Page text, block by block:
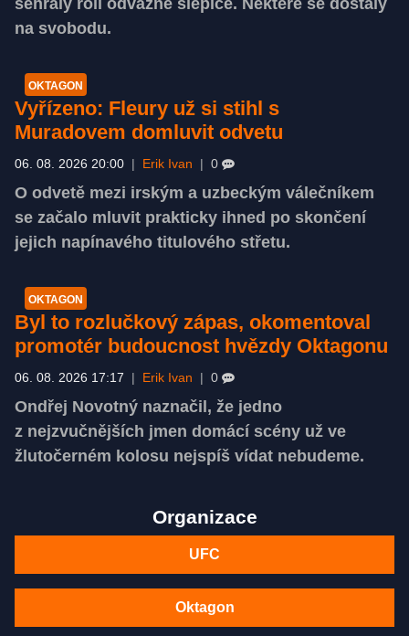
na svobodu.
OKTAGON
Vyřízeno: Fleury už si stihl s
Muradovem domluvit odvetu
06. 08. 2026 20:00 Erik Ivan 0
O odvetě mezi irským a uzbeckým válečníkem
se začalo mluvit prakticky ihned po skončení
jejich napínavého titulového střetu.
OKTAGON
Byl to rozlučkový zápas, okomentoval
promotér budoucnost hvězdy Oktagonu
06. 08. 2026 17:17 Erik Ivan 0
Ondřej Novotný naznačil, že jedno
z nejzvučnějších jmen domácí scény už ve
žlutočerném kolosu nejspíš vídat nebudeme.
Organizace
UFC
Oktagon